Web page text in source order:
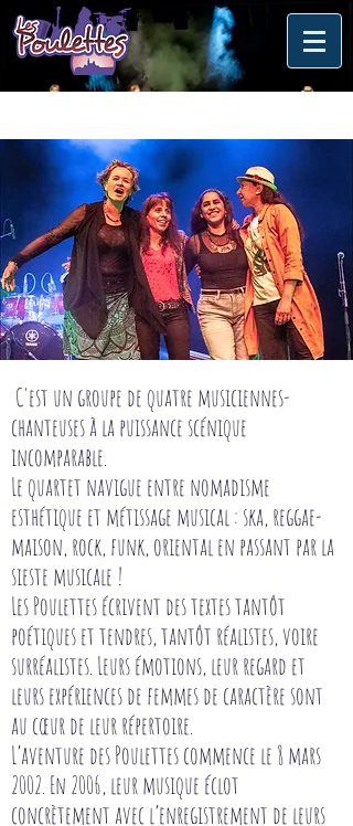
C'est un groupe de quatre musiciennes-
chanteuses à la puissance scénique
incomparable.
Le quartet navigue entre nomadisme
esthétique et métissage musical : ska, reggae-
maison, rock, funk, oriental en passant par la
sieste musicale !
Les Poulettes écrivent des textes tantôt
poétiques et tendres, tantôt réalistes, voire
surréalistes. Leurs émotions, leur regard et
leurs expériences de femmes de caractère sont
au cœur de leur répertoire.
L’aventure des Poulettes commence le 8 mars
2002. En 2006, leur musique éclot
concrètement avec l’enregistrement de leurs